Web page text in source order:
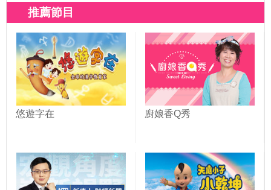
推薦節目
悠遊字在 廚娘香Q秀